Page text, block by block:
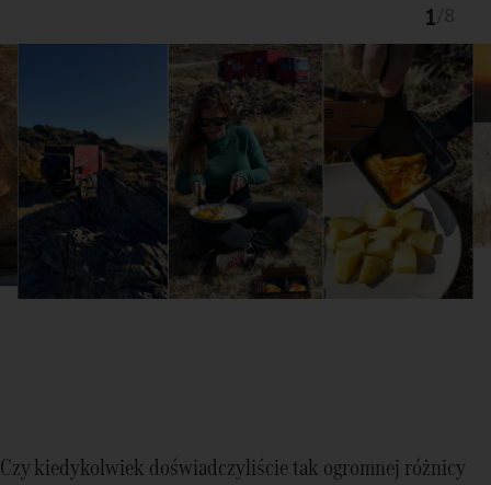
1
Czy kiedykolwiek doświadczyliście tak ogromnej różnicy